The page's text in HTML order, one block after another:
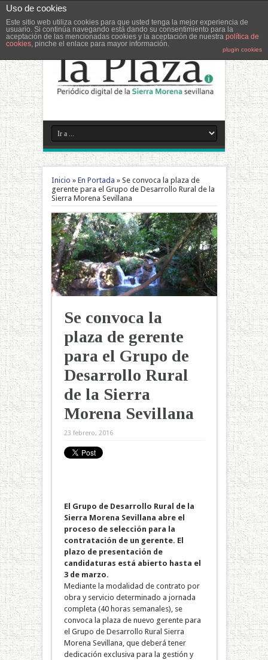
Uso de cookies
Este sitio web utiliza cookies para que usted tenga la mejor experiencia de
usuario. Si continúa navegando está dando su consentimiento para la
aceptación de las mencionadas cookies y la aceptación de nuestra política de
cookies, pinche el enlace para mayor información.
plugin cookies
Inicio » En Portada » Se convoca la plaza de
gerente para el Grupo de Desarrollo Rural de la
Sierra Morena Sevillana
Se convoca la
plaza de gerente
para el Grupo de
Desarrollo Rural
de la Sierra
Morena Sevillana
23 febrero, 2016
El Grupo de Desarrollo Rural de la
Sierra Morena Sevillana abre el
proceso de selección para la
contratación de un gerente. El
plazo de presentación de
candidaturas está abierto hasta el
3 de marzo.
Mediante la modalidad de contrato por
obra y servicio determinado a jornada
completa (40 horas semanales), se
convoca la plaza de nuevo gerente para
el Grupo de Desarrollo Rural Sierra
Morena Sevillana, que deberá tener
dedicación exclusiva para la gestión y